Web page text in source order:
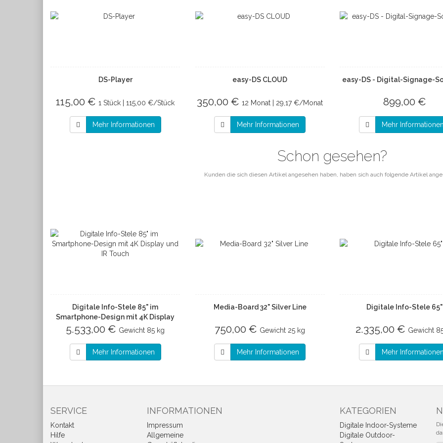
DS-Player
115,00 €1 Stück | 115,00 €/Stück
Mehr Informationen
easy-DS CLOUD
350,00 €12 Monat | 29,17 €/Monat
Mehr Informationen
easy-DS - Digital-Signage-
899,00 €
Mehr Informationen
Schon gesehen?
Kunden die sich diesen Artikel angesehen haben, haben sich auch folgende Artikel
Digitale Info-Stele 85" im
Smartphone-Design mit 4K Display
und IR Touch
5.533,00 € Gewicht 85 kg
Mehr Informationen
Media-Board 32" Silver Line
750,00 € Gewicht 25 kg
Mehr Informationen
Digitale Info-Stele 65"
2.335,00 € Gewicht
Mehr Informationen
SERVICE
Kontakt
Hilfe
INFORMATIONEN
Impressum
Allgemeine
KATEGORIEN
Digitale Indoor-Systeme
Digitale Outdoor-